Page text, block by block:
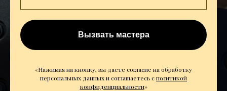
Вызвать мастера
«Нажимая на кнопку, вы даете согласие на обработку
персональных данных и соглашаетесь cполитикой
конфиденциальности»